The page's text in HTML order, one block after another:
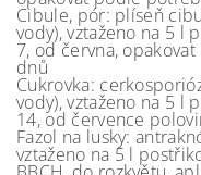
Cibule, pór: plíseň
vody), vztaženo na 5 l
7, od června,
dnů
Cukrovka:
vody), vztaženo na 5 l
14, od července
Fazol na lusky:
vztaženo na 5 l